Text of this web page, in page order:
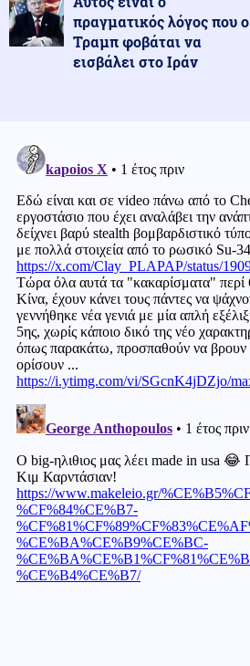
πραγματικός λόγος που ο
Τραμπ φοβάται να
εισβάλει στο Ιράν